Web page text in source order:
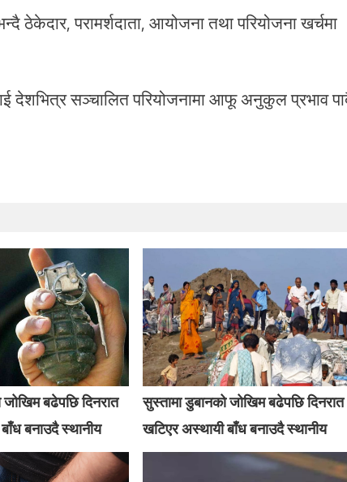
ठेकेदार, परामर्शदाता, आयोजना तथा परियोजना खर्चमा
देशभित्र सञ्चालित परियोजनामा आफू अनुकुल प्रभाव
बढेपछि दिनरात
बनाउदै स्थानीय
सुस्तामा डुबानको जोखिम बढेपछि दिनरात
खटिएर अस्थायी बाँध बनाउदै स्थानीय